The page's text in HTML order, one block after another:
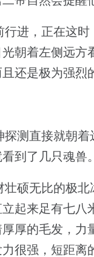
进，正在这时
朝着左侧远方
还是极为强烈
测直接就朝着
到了几只魂兽。
硕无比的极北
起来足有七八
厚的毛发，力
力很强，短距离